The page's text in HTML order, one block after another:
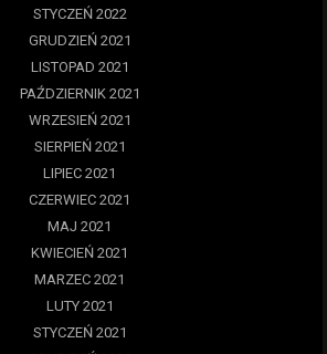
STYCZEŃ 2022
GRUDZIEŃ 2021
LISTOPAD 2021
PAŹDZIERNIK 2021
WRZESIEŃ 2021
SIERPIEŃ 2021
LIPIEC 2021
CZERWIEC 2021
MAJ 2021
KWIECIEŃ 2021
MARZEC 2021
LUTY 2021
STYCZEŃ 2021